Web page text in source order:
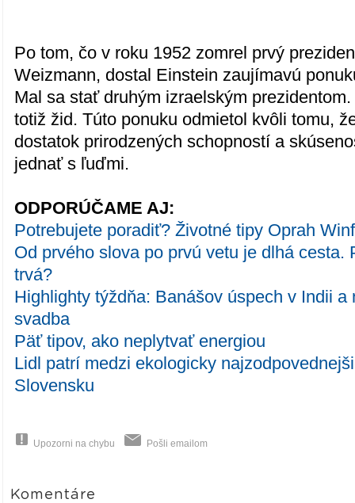
Po tom, čo v roku 1952 zomrel prvý
Weizmann, dostal Einstein zaujímavú
Mal sa stať druhým izraelským
totiž žid. Túto ponuku odmietol kvôli tomu,
dostatok prirodzených schopností a
jednať s ľuďmi.
ODPORÚČAME AJ:
Potrebujete poradiť? Životné tipy Oprah
Od prvého slova po prvú vetu je dlhá cesta.
trvá?
Highlighty týždňa: Banášov úspech v Indii a
svadba
Päť tipov, ako neplytvať energiou
Lidl patrí medzi ekologicky
Slovensku
Upozorni na chybu Pošli emailom
Komentáre